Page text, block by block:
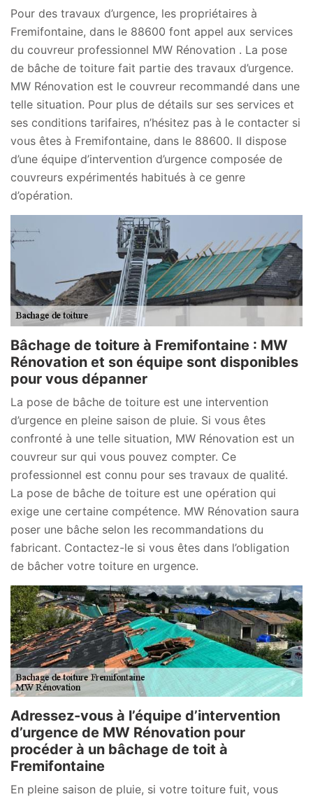
Pour des travaux d’urgence, les propriétaires à
Fremifontaine, dans le 88600 font appel aux services
du couvreur professionnel MW Rénovation . La pose
de bâche de toiture fait partie des travaux d’urgence.
MW Rénovation est le couvreur recommandé dans une
telle situation. Pour plus de détails sur ses services et
ses conditions tarifaires, n’hésitez pas à le contacter si
vous êtes à Fremifontaine, dans le 88600. Il dispose
d’une équipe d’intervention d’urgence composée de
couvreurs expérimentés habitués à ce genre
d’opération.
Bâchage de toiture à Fremifontaine : MW
Rénovation et son équipe sont disponibles
pour vous dépanner
La pose de bâche de toiture est une intervention
d’urgence en pleine saison de pluie. Si vous êtes
confronté à une telle situation, MW Rénovation est un
couvreur sur qui vous pouvez compter. Ce
professionnel est connu pour ses travaux de qualité.
La pose de bâche de toiture est une opération qui
exige une certaine compétence. MW Rénovation saura
poser une bâche selon les recommandations du
fabricant. Contactez-le si vous êtes dans l’obligation
de bâcher votre toiture en urgence.
Adressez-vous à l’équipe d’intervention
d’urgence de MW Rénovation pour
procéder à un bâchage de toit à
Fremifontaine
En pleine saison de pluie, si votre toiture fuit, vous